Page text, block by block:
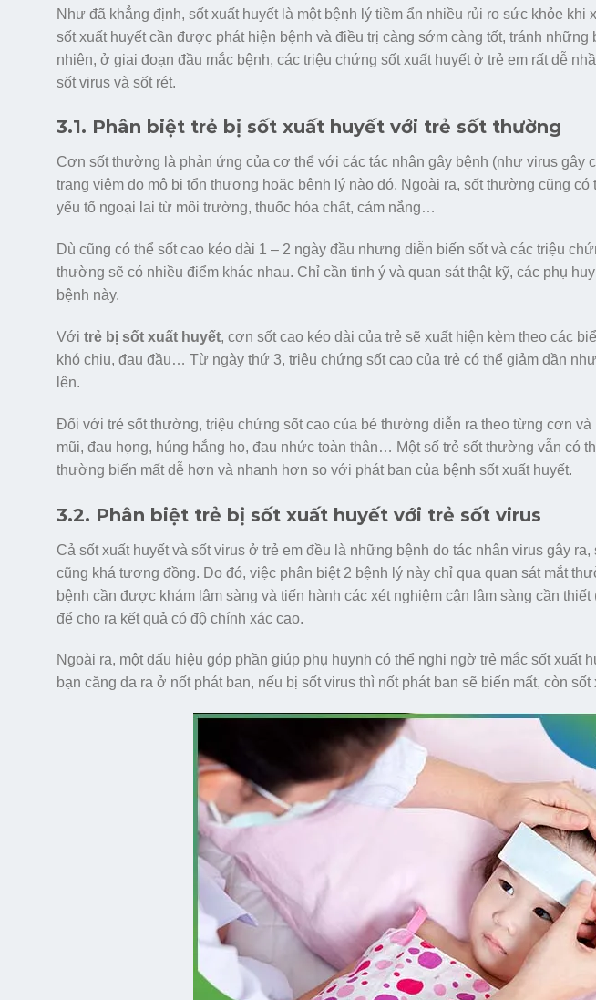
Như đã khẳng định, sốt xuất huyết là một bệnh lý tiềm ẩn nhiều rủi ro sức khỏe khi
sốt xuất huyết cần được phát hiện bệnh và điều trị càng sớm càng tốt, tránh
nhiên, ở giai đoạn đầu mắc bệnh, các triệu chứng sốt xuất huyết ở trẻ em rất dễ
sốt virus và sốt rét.
3.1. Phân biệt trẻ bị sốt xuất huyết với trẻ sốt thường
Cơn sốt thường là phản ứng của cơ thể với các tác nhân gây bệnh (như virus gây
trạng viêm do mô bị tổn thương hoặc bệnh lý nào đó. Ngoài ra, sốt thường cũng
yếu tố ngoại lai từ môi trường, thuốc hóa chất, cảm nắng…
Dù cũng có thể sốt cao kéo dài 1 – 2 ngày đầu nhưng diễn biến sốt và các triệu
thường sẽ có nhiều điểm khác nhau. Chỉ cần tinh ý và quan sát thật kỹ, các phụ
bệnh này.
Với trẻ bị sốt xuất huyết, cơn sốt cao kéo dài của trẻ sẽ xuất hiện kèm theo các
khó chịu, đau đầu… Từ ngày thứ 3, triệu chứng sốt cao của trẻ có thể giảm dần
lên.
Đối với trẻ sốt thường, triệu chứng sốt cao của bé thường diễn ra theo từng cơn
mũi, đau họng, húng hắng ho, đau nhức toàn thân… Một số trẻ sốt thường vẫn có
thường biến mất dễ hơn và nhanh hơn so với phát ban của bệnh sốt xuất huyết.
3.2. Phân biệt trẻ bị sốt xuất huyết với trẻ sốt virus
Cả sốt xuất huyết và sốt virus ở trẻ em đều là những bệnh do tác nhân virus gây
cũng khá tương đồng. Do đó, việc phân biệt 2 bệnh lý này chỉ qua quan sát mắt
bệnh cần được khám lâm sàng và tiến hành các xét nghiệm cận lâm sàng cần
để cho ra kết quả có độ chính xác cao.
Ngoài ra, một dấu hiệu góp phần giúp phụ huynh có thể nghi ngờ trẻ mắc sốt xuất
bạn căng da ra ở nốt phát ban, nếu bị sốt virus thì nốt phát ban sẽ biến mất, còn